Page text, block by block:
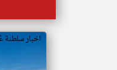
اخبار سلطنة